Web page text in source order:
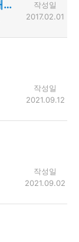
[공지사항] 서로서로 좋은 말만 사용해주세요.
작성일
2017.02.01
작성일
2021.09.12
작성일
2021.09.02